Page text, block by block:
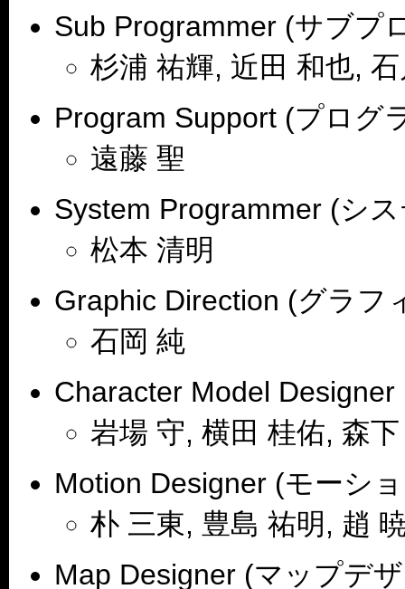
Sub Programmer (サブプ
杉浦 祐輝, 近田 和也,
Program Support (プログ
遠藤 聖
System Programmer (シ
松本 清明
Graphic Direction (グラフ
石岡 純
Character Model
岩場 守, 横田 桂佑, 森
Motion Designer (モーシ
朴 三東, 豊島 祐明, 趙
Map Designer (マップデ